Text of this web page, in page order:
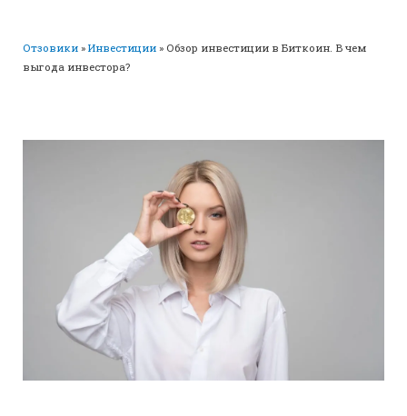
Отзовики » Инвестиции » Обзор инвестиции в Биткоин. В чем
выгода инвестора?